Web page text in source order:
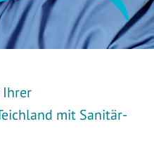
mit Sanitär-